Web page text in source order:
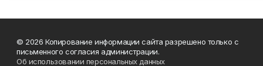
© 2026 Копирование информации сайта разрешено только с
письменного согласия администрации.
Об использовании персональных данных